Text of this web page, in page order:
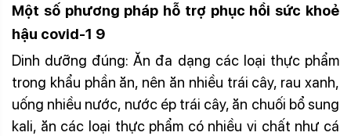
Một số phương pháp hỗ trợ phục hồi sức khoẻ
hậu covid-1 9
Dinh dưỡng đúng: Ăn đa dạng các loại thực phẩm
trong khẩu phần ăn, nên ăn nhiều trái cây, rau xanh,
uống nhiều nước, nước ép trái cây, ăn chuối bổ sung
kali, ăn các loại thực phẩm có nhiều vi chất như cá